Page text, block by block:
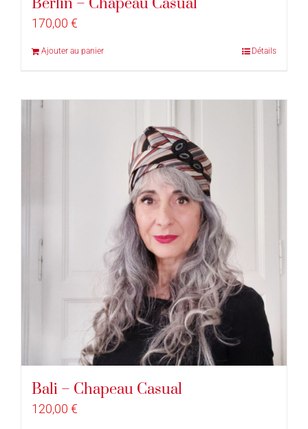
170,00 €
Ajouter au panier Détails
Bali – Chapeau Casual
120,00 €